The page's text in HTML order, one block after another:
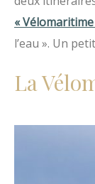
«
l’eau ». Un
La